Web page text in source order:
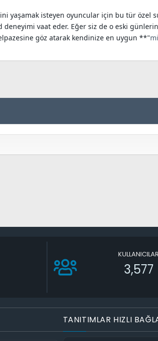
yaşamak isteyen oyuncular için bu tür özel
vaat eder. Eğer siz de o eski
göz atarak kendinize en uygun **"
KULLANICILAR
3,577
TANITIMLAR HIZLI